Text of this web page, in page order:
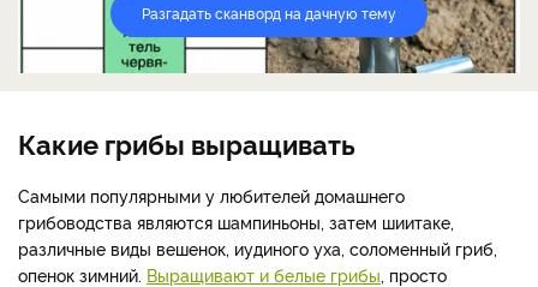
Разгадать сканворд на дачную тему
Какие грибы выращивать
Самыми популярными у любителей домашнего
грибоводства являются шампиньоны, затем шиитаке,
различные виды вешенок, иудиного уха, соломенный гриб,
опенок зимний. Выращивают и белые грибы , просто